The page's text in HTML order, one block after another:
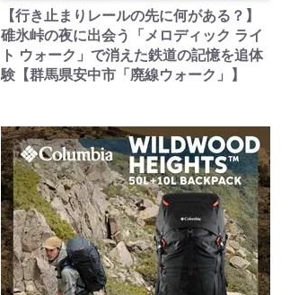
【行き止まりレールの先に何がある？】
碓氷峠の夜に出会う「メロディック ライ
ト ウォーク」で消えた鉄道の記憶を追体
験【群馬県安中市「廃線ウォーク」】